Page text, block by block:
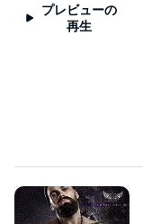
プレビューの
再生